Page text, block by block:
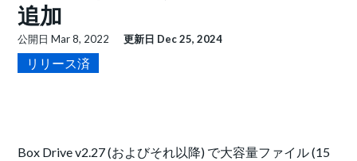
追加
公開日Mar 8, 2022 更新日 Dec 25, 2024
リリース済
Box Drive v2.27 (およびそれ以降) で大容量ファイル (15